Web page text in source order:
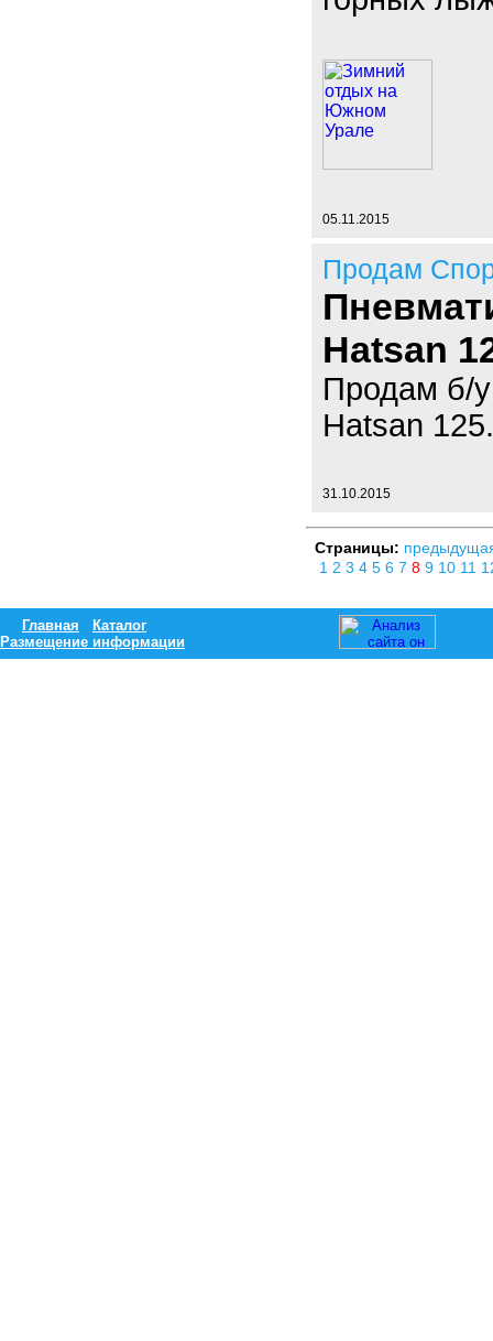
05.11.2015
Продам
Hatsan
Продам б/у
Hatsan
31.10.2015
Страницы:
1 2 3 4 5 6 7 8 9 10 11
Главная
Каталог
Размещение информации